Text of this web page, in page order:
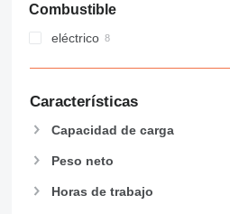
Combustible
eléctrico
Características
Capacidad de carga
Peso neto
Horas de trabajo